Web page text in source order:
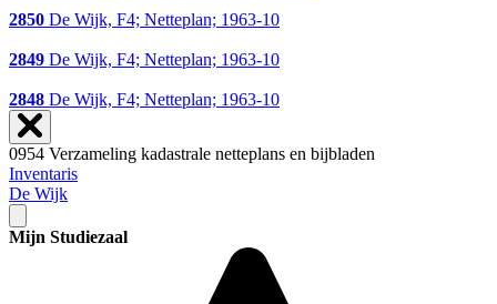
2850 De Wijk, F4; Netteplan; 1963-10
2849 De Wijk, F4; Netteplan; 1963-10
2848 De Wijk, F4; Netteplan; 1963-10
0954 Verzameling kadastrale netteplans en bijbladen
Inventaris
De Wijk
Mijn Studiezaal